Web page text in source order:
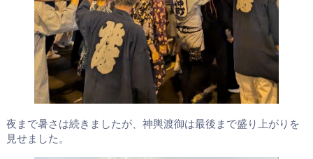
夜まで暑さは続きましたが、神輿渡御は最後まで盛り上がりを
見せました。